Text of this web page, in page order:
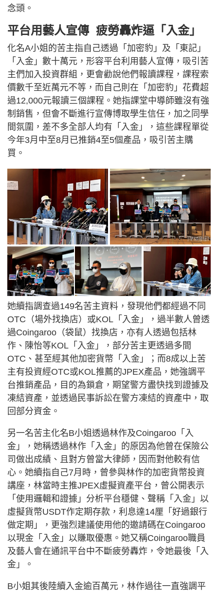
念頭。
平台用藝人宣傳 疲勞轟炸逼「入金」
化名A小姐的苦主指自己透過「加密豹」及「東記」
「入金」數十萬元，形容平台利用藝人宣傳，吸引苦
主們加入投資群組，更會勸說他們報讀課程，課程索
價數千至近萬元不等，而自己則在「加密豹」花費超
過12,000元報讀三個課程。她指課堂中導師雖沒有強
制銷售，但會不斷進行宣傳博取學生信任，加之同學
間氛圍，差不多全部人均有「入金」，這些課程單從
今年3月中至8月已推銷4至5個產品，吸引苦主購
買。
她續指調查過149名苦主資料，發現他們都經過不同
OTC（場外找換店）或KOL「入金」，過半數人曾透
過Coingaroo（袋鼠）找換店，亦有人透過包括林
作、陳怡等KOL「入金」，部分苦主更透過多間
OTC、甚至經其他加密貨幣「入金」；而8成以上苦
主有投資經OTC或KOL推薦的JPEX產品，她強調平
台推銷產品，目的為鎖倉，期望警方盡快找到證據及
凍結資產，並透過民事訴訟在警方凍結的資產中，取
回部分資金。
另一名苦主化名B小姐透過林作及Coingaroo「入
金」，她稱透過林作「入金」的原因為他曾在保險公
司做出成績、且對方曾當大律師，因而對他較有信
心。她續指自己7月時，曾參與林作的加密貨幣投資
講座，林當時主推JPEX虛擬資產平台，曾公開表示
「使用邏輯和證據」分析平台穩健、聲稱「入金」以
虛擬貨幣USDT作定期存款，利息達14厘「好過銀行
做定期」，更強烈建議使用他的邀請碼在Coingaroo
以現金「入金」以賺取優惠。她又稱Coingaroo職員
及藝人會在通訊平台中不斷疲勞轟炸，令她最後「入
金」。
B小姐其後陸續入金逾百萬元，林作過往一直強調平